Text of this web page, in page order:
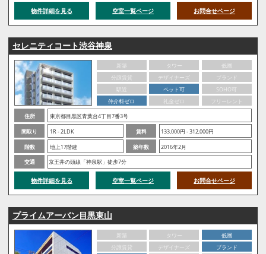
物件詳細を見る 空室一覧ページ お問合せページ
セレニティコート渋谷神泉
新築 タワー
低層
分譲賃貸
デザイナーズ
ブランド
駅近
ペット可
SOHO可
仲介料ゼロ
礼金ゼロ
フリーレント
住所
東京都目黒区青葉台4丁目7番3号
間取り
1R - 2LDK 賃料
133,000円 - 312,000円
階数
地上17階建 築年数
2016年2月
交通
京王井の頭線「神泉駅」徒歩7分
物件詳細を見る 空室一覧ページ お問合せページ
プライムアーバン目黒東山
新築 タワー
低層
分譲賃貸
デザイナーズ
ブランド